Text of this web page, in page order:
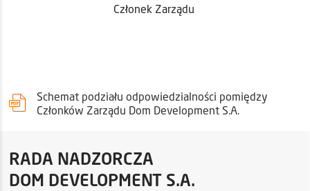
Członek Zarządu
Schemat podziału odpowiedzialności pomiędzy
Członków Zarządu Dom Development S.A.
RADA NADZORCZA
DOM DEVELOPMENT S.A.